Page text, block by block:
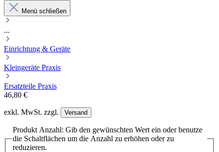
Menü schließen
...
Einrichtung & Geräte
Kleingeräte Praxis
Ersatzteile Praxis
46,80 €
exkl. MwSt. zzgl. Versand
Produkt Anzahl: Gib den gewünschten Wert ein oder benutze
die Schaltflächen um die Anzahl zu erhöhen oder zu
reduzieren.